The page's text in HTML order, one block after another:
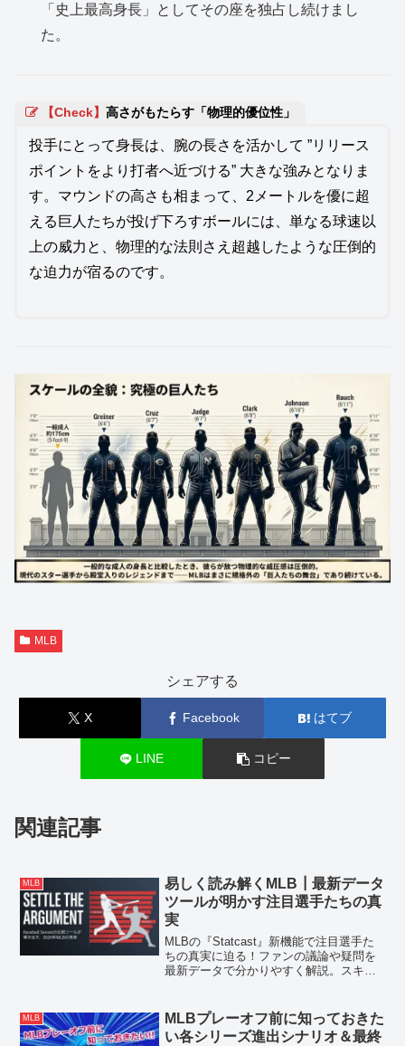
「史上最高身長」としてその座を独占し続けまし
た。
【Check】 高さがもたらす「物理的優位性」
投手にとって身長は、腕の長さを活かして ”リリース
ポイントをより打者へ近づける” 大きな強みとなりま
す。マウンドの高さも相まって、2メートルを優に超
える巨人たちが投げ下ろすボールには、単なる球速以
上の威力と、物理的な法則さえ超越したような圧倒的
な迫力が宿るのです。
MLB
シェアする
X Facebook はてブ
LINE コピー
関連記事
MLB
易しく読み解くMLB┃最新データ
ツールが明かす注目選手たちの真
実
MLBの『Statcast』新機能で注目選手た
ちの真実に迫る！ファンの議論や疑問を
最新データで分かりやすく解説。スキー
で読み解く新しい野球の楽しみ方をお届
けします。
MLB
MLBプレーオフ前に知っておきた
い各シリーズ進出シナリオ＆最終